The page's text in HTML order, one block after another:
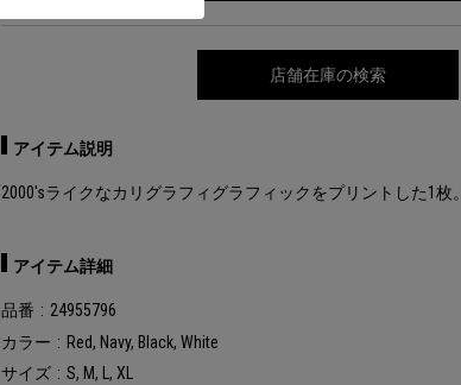
店舗在庫の検索
アイテム説明
2000'sライクなカリグラフィグラフィックをプリントした1枚。
アイテム詳細
品番
24955796
カラー
Red, Navy, Black, White
サイズ
S, M, L, XL